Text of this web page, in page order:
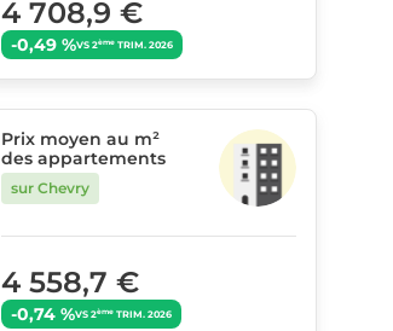
4 708,9 €
-0,49 %VS 2èmeTRIM. 2026
Prix moyen au m²
des appartements
sur Chevry
4 558,7 €
-0,74 %VS 2èmeTRIM. 2026